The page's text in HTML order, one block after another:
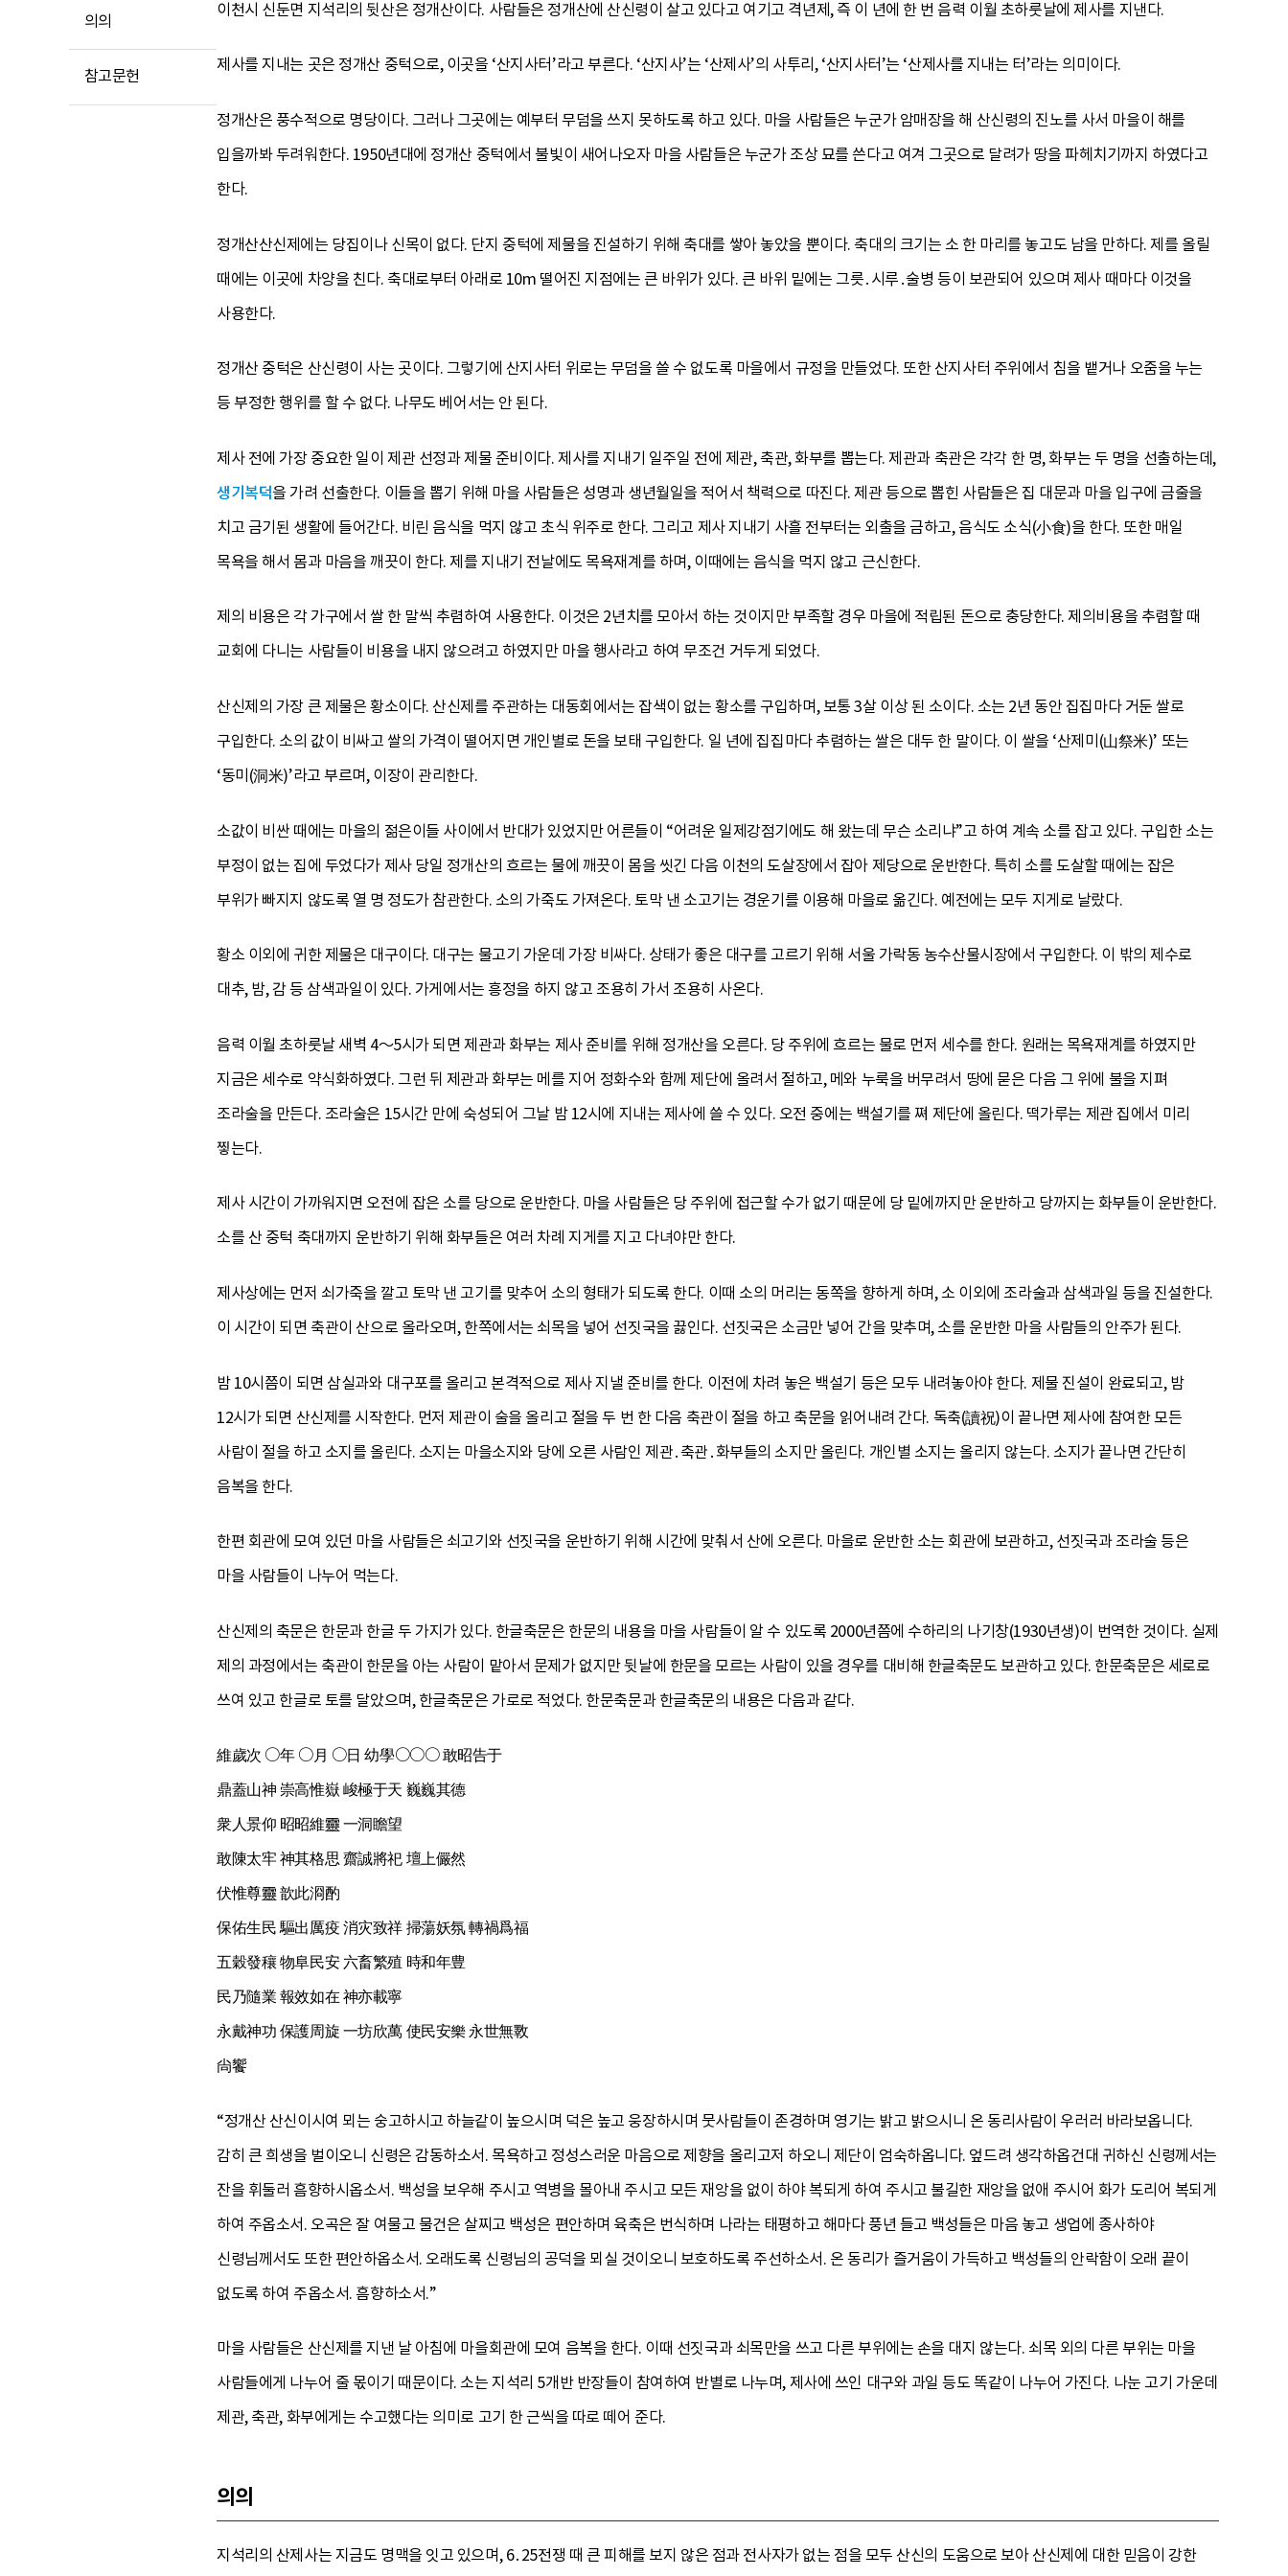
의의
참고문헌
이천시 신둔면 지석리의 뒷산은 정개산이다. 사람들은 정개산에 산신령이 살고 있다고 여기고 격년제, 즉 이 년에 한 번 음력 이월 초하룻날에 제사를 지낸다.
제사를 지내는 곳은 정개산 중턱으로, 이곳을 ‘산지사터’라고 부른다. ‘산지사’는 ‘산제사’의 사투리, ‘산지사터’는 ‘산제사를 지내는 터’라는 의미이다.
정개산은 풍수적으로 명당이다. 그러나 그곳에는 예부터 무덤을 쓰지 못하도록 하고 있다. 마을 사람들은 누군가 암매장을 해 산신령의 진노를 사서 마을이 해를
입을까봐 두려워한다. 1950년대에 정개산 중턱에서 불빛이 새어나오자 마을 사람들은 누군가 조상 묘를 쓴다고 여겨 그곳으로 달려가 땅을 파헤치기까지 하였다고
한다.
정개산산신제에는 당집이나 신목이 없다. 단지 중턱에 제물을 진설하기 위해 축대를 쌓아 놓았을 뿐이다. 축대의 크기는 소 한 마리를 놓고도 남을 만하다. 제를 올릴
때에는 이곳에 차양을 친다. 축대로부터 아래로 10m 떨어진 지점에는 큰 바위가 있다. 큰 바위 밑에는 그릇․시루․술병 등이 보관되어 있으며 제사 때마다 이것을
사용한다.
정개산 중턱은 산신령이 사는 곳이다. 그렇기에 산지사터 위로는 무덤을 쓸 수 없도록 마을에서 규정을 만들었다. 또한 산지사터 주위에서 침을 뱉거나 오줌을 누는
등 부정한 행위를 할 수 없다. 나무도 베어서는 안 된다.
제사 전에 가장 중요한 일이 제관 선정과 제물 준비이다. 제사를 지내기 일주일 전에 제관, 축관, 화부를 뽑는다. 제관과 축관은 각각 한 명, 화부는 두 명을 선출하는데,
생기복덕을 가려 선출한다. 이들을 뽑기 위해 마을 사람들은 성명과 생년월일을 적어서 책력으로 따진다. 제관 등으로 뽑힌 사람들은 집 대문과 마을 입구에 금줄을
치고 금기된 생활에 들어간다. 비린 음식을 먹지 않고 초식 위주로 한다. 그리고 제사 지내기 사흘 전부터는 외출을 금하고, 음식도 소식(小食)을 한다. 또한 매일
목욕을 해서 몸과 마음을 깨끗이 한다. 제를 지내기 전날에도 목욕재계를 하며, 이때에는 음식을 먹지 않고 근신한다.
제의 비용은 각 가구에서 쌀 한 말씩 추렴하여 사용한다. 이것은 2년치를 모아서 하는 것이지만 부족할 경우 마을에 적립된 돈으로 충당한다. 제의비용을 추렴할 때
교회에 다니는 사람들이 비용을 내지 않으려고 하였지만 마을 행사라고 하여 무조건 거두게 되었다.
산신제의 가장 큰 제물은 황소이다. 산신제를 주관하는 대동회에서는 잡색이 없는 황소를 구입하며, 보통 3살 이상 된 소이다. 소는 2년 동안 집집마다 거둔 쌀로
구입한다. 소의 값이 비싸고 쌀의 가격이 떨어지면 개인별로 돈을 보태 구입한다. 일 년에 집집마다 추렴하는 쌀은 대두 한 말이다. 이 쌀을 ‘산제미(山祭米)’ 또는
‘동미(洞米)’라고 부르며, 이장이 관리한다.
소값이 비싼 때에는 마을의 젊은이들 사이에서 반대가 있었지만 어른들이 “어려운 일제강점기에도 해 왔는데 무슨 소리냐”고 하여 계속 소를 잡고 있다. 구입한 소는
부정이 없는 집에 두었다가 제사 당일 정개산의 흐르는 물에 깨끗이 몸을 씻긴 다음 이천의 도살장에서 잡아 제당으로 운반한다. 특히 소를 도살할 때에는 잡은
부위가 빠지지 않도록 열 명 정도가 참관한다. 소의 가죽도 가져온다. 토막 낸 소고기는 경운기를 이용해 마을로 옮긴다. 예전에는 모두 지게로 날랐다.
황소 이외에 귀한 제물은 대구이다. 대구는 물고기 가운데 가장 비싸다. 상태가 좋은 대구를 고르기 위해 서울 가락동 농수산물시장에서 구입한다. 이 밖의 제수로
대추, 밤, 감 등 삼색과일이 있다. 가게에서는 흥정을 하지 않고 조용히 가서 조용히 사온다.
음력 이월 초하룻날 새벽 4～5시가 되면 제관과 화부는 제사 준비를 위해 정개산을 오른다. 당 주위에 흐르는 물로 먼저 세수를 한다. 원래는 목욕재계를 하였지만
지금은 세수로 약식화하였다. 그런 뒤 제관과 화부는 메를 지어 정화수와 함께 제단에 올려서 절하고, 메와 누룩을 버무려서 땅에 묻은 다음 그 위에 불을 지펴
조라술을 만든다. 조라술은 15시간 만에 숙성되어 그날 밤 12시에 지내는 제사에 쓸 수 있다. 오전 중에는 백설기를 쪄 제단에 올린다. 떡가루는 제관 집에서 미리
찧는다.
제사 시간이 가까워지면 오전에 잡은 소를 당으로 운반한다. 마을 사람들은 당 주위에 접근할 수가 없기 때문에 당 밑에까지만 운반하고 당까지는 화부들이 운반한다.
소를 산 중턱 축대까지 운반하기 위해 화부들은 여러 차례 지게를 지고 다녀야만 한다.
제사상에는 먼저 쇠가죽을 깔고 토막 낸 고기를 맞추어 소의 형태가 되도록 한다. 이때 소의 머리는 동쪽을 향하게 하며, 소 이외에 조라술과 삼색과일 등을 진설한다.
이 시간이 되면 축관이 산으로 올라오며, 한쪽에서는 쇠목을 넣어 선짓국을 끓인다. 선짓국은 소금만 넣어 간을 맞추며, 소를 운반한 마을 사람들의 안주가 된다.
밤 10시쯤이 되면 삼실과와 대구포를 올리고 본격적으로 제사 지낼 준비를 한다. 이전에 차려 놓은 백설기 등은 모두 내려놓아야 한다. 제물 진설이 완료되고, 밤
12시가 되면 산신제를 시작한다. 먼저 제관이 술을 올리고 절을 두 번 한 다음 축관이 절을 하고 축문을 읽어내려 간다. 독축(讀祝)이 끝나면 제사에 참여한 모든
사람이 절을 하고 소지를 올린다. 소지는 마을소지와 당에 오른 사람인 제관․축관․화부들의 소지만 올린다. 개인별 소지는 올리지 않는다. 소지가 끝나면 간단히
음복을 한다.
한편 회관에 모여 있던 마을 사람들은 쇠고기와 선짓국을 운반하기 위해 시간에 맞춰서 산에 오른다. 마을로 운반한 소는 회관에 보관하고, 선짓국과 조라술 등은
마을 사람들이 나누어 먹는다.
산신제의 축문은 한문과 한글 두 가지가 있다. 한글축문은 한문의 내용을 마을 사람들이 알 수 있도록 2000년쯤에 수하리의 나기창(1930년생)이 번역한 것이다. 실제
제의 과정에서는 축관이 한문을 아는 사람이 맡아서 문제가 없지만 뒷날에 한문을 모르는 사람이 있을 경우를 대비해 한글축문도 보관하고 있다. 한문축문은 세로로
쓰여 있고 한글로 토를 달았으며, 한글축문은 가로로 적었다. 한문축문과 한글축문의 내용은 다음과 같다.
維歲次 ○年 ○月 ○日 幼學○○○ 敢昭告于
鼎蓋山神 崇高惟嶽 峻極于天 巍巍其德
衆人景仰 昭昭維靈 一洞瞻望
敢陳太牢 神其格思 齋誠將祀 壇上儼然
伏惟尊靈 歆此浻酌
保佑生民 驅出厲疫 消灾致祥 掃蕩妖氛 轉禍爲福
五穀發穰 物阜民安 六畜繁殖 時和年豊
民乃隨業 報效如在 神亦載寧
永戴神功 保護周旋 一坊欣萬 使民安樂 永世無斁
尙饗
“정개산 산신이시여 뫼는 숭고하시고 하늘같이 높으시며 덕은 높고 웅장하시며 뭇사람들이 존경하며 영기는 밝고 밝으시니 온 동리사람이 우러러 바라보옵니다.
감히 큰 희생을 벌이오니 신령은 감동하소서. 목욕하고 정성스러운 마음으로 제향을 올리고저 하오니 제단이 엄숙하옵니다. 엎드려 생각하옵건대 귀하신 신령께서는
잔을 휘둘러 흠향하시옵소서. 백성을 보우해 주시고 역병을 몰아내 주시고 모든 재앙을 없이 하야 복되게 하여 주시고 불길한 재앙을 없애 주시어 화가 도리어 복되게
하여 주옵소서. 오곡은 잘 여물고 물건은 살찌고 백성은 편안하며 육축은 번식하며 나라는 태평하고 해마다 풍년 들고 백성들은 마음 놓고 생업에 종사하야
신령님께서도 또한 편안하옵소서. 오래도록 신령님의 공덕을 뫼실 것이오니 보호하도록 주선하소서. 온 동리가 즐거움이 가득하고 백성들의 안락함이 오래 끝이
없도록 하여 주옵소서. 흠향하소서.”
마을 사람들은 산신제를 지낸 날 아침에 마을회관에 모여 음복을 한다. 이때 선짓국과 쇠목만을 쓰고 다른 부위에는 손을 대지 않는다. 쇠목 외의 다른 부위는 마을
사람들에게 나누어 줄 몫이기 때문이다. 소는 지석리 5개반 반장들이 참여하여 반별로 나누며, 제사에 쓰인 대구와 과일 등도 똑같이 나누어 가진다. 나눈 고기 가운데
제관, 축관, 화부에게는 수고했다는 의미로 고기 한 근씩을 따로 떼어 준다.
의의
지석리의 산제사는 지금도 명맥을 잇고 있으며, 6․25전쟁 때 큰 피해를 보지 않은 점과 전사자가 없는 점을 모두 산신의 도움으로 보아 산신제에 대한 믿음이 강한